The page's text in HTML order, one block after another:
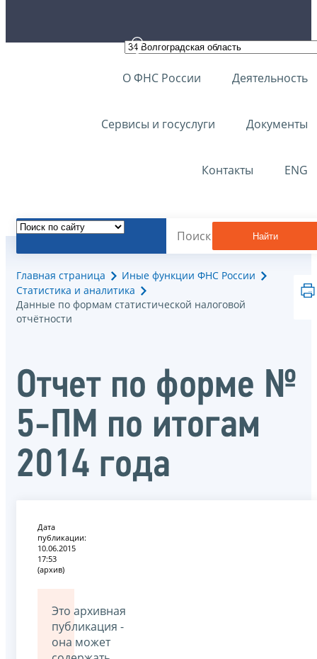
О ФНС России Деятельность
Сервисы и госуслуги Документы
Контакты ENG
Найти
Главная страница
Иные функции ФНС России
Статистика и аналитика
Данные по формам статистической налоговой
отчётности
Отчет по форме №
5-ПМ по итогам
2014 года
Дата
публикации:
10.06.2015
17:53
(архив)
Это архивная
публикация -
она может